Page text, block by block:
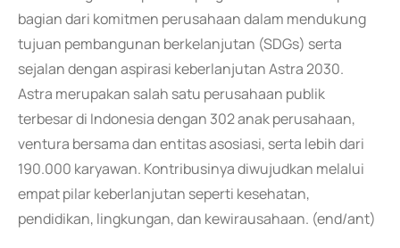
bagian dari komitmen perusahaan dalam mendukung
tujuan pembangunan berkelanjutan (SDGs) serta
sejalan dengan aspirasi keberlanjutan Astra 2030.
Astra merupakan salah satu perusahaan publik
terbesar di Indonesia dengan 302 anak perusahaan,
ventura bersama dan entitas asosiasi, serta lebih dari
190.000 karyawan. Kontribusinya diwujudkan melalui
empat pilar keberlanjutan seperti kesehatan,
pendidikan, lingkungan, dan kewirausahaan. (end/ant)